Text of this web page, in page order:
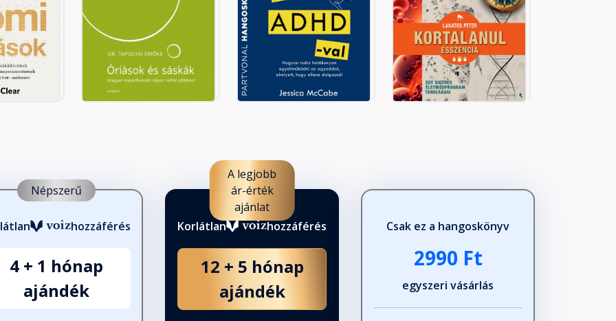
e, amivel a Teremtő
Népszerű
hozzáférés
4 + 1 hónap
ajándék
A legjobb
ár-érték
ajánlat
Korlátlan
hozzáférés
12 + 5 hónap
ajándék
Csak ez a hangoskönyv
2990 Ft
egyszeri vásárlás